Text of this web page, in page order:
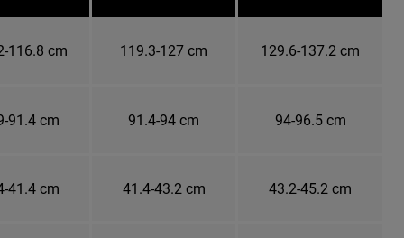
116.8 cm 119.3-127 cm 129.6-137.2 cm
91.4 cm 91.4-94 cm 94-96.5 cm
41.4 cm 41.4-43.2 cm 43.2-45.2 cm